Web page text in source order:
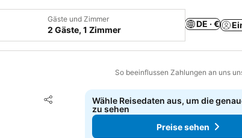
Gäste und Zimmer
2 Gäste, 1 Zimmer
DE · €
So beeinflussen Zahlungen an uns
Teilen
Zu Favoriten hinzufügen
Wähle Reisedaten aus, um die
zu sehen
Preise sehen